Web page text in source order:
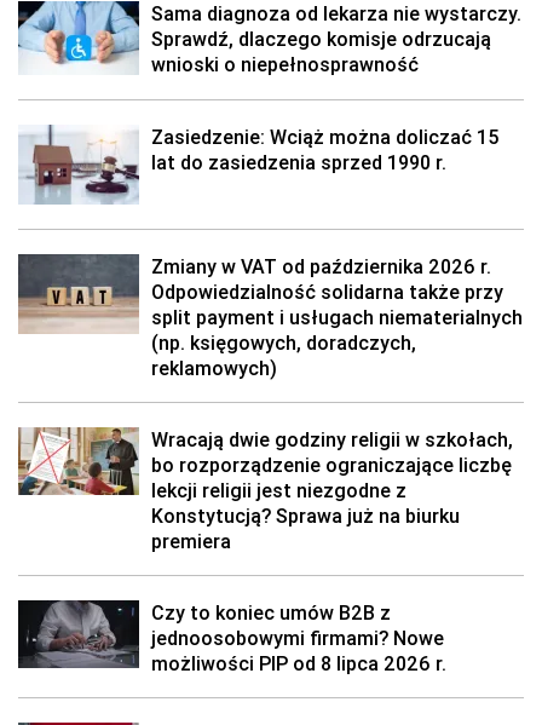
Sama diagnoza od lekarza nie wystarczy.
Sprawdź, dlaczego komisje odrzucają
wnioski o niepełnosprawność
Zasiedzenie: Wciąż można doliczać 15
lat do zasiedzenia sprzed 1990 r.
Zmiany w VAT od października 2026 r.
Odpowiedzialność solidarna także przy
split payment i usługach niematerialnych
(np. księgowych, doradczych,
reklamowych)
Wracają dwie godziny religii w szkołach,
bo rozporządzenie ograniczające liczbę
lekcji religii jest niezgodne z
Konstytucją? Sprawa już na biurku
premiera
Czy to koniec umów B2B z
jednoosobowymi firmami? Nowe
możliwości PIP od 8 lipca 2026 r.